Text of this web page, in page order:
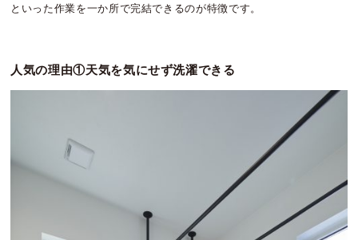
といった作業を一か所で完結できるのが特徴です。
人気の理由①天気を気にせず洗濯できる